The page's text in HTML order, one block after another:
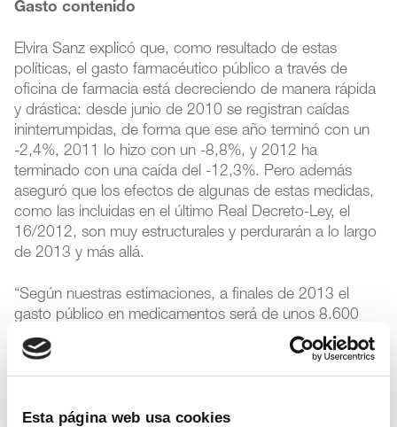
Esta página web usa cookies
Gasto contenido
Elvira Sanz explicó que, como resultado de estas
políticas, el gasto farmacéutico público a través de
oficina de farmacia está decreciendo de manera rápida
y drástica: desde junio de 2010 se registran caídas
ininterrumpidas, de forma que ese año terminó con un
-2,4%, 2011 lo hizo con un -8,8%, y 2012 ha
terminado con una caída del -12,3%. Pero además
aseguró que los efectos de algunas de estas medidas,
como las incluidas en el último Real Decreto-Ley, el
16/2012, son muy estructurales y perdurarán a lo largo
de 2013 y más allá.
“Según nuestras estimaciones, a finales de 2013 el
gasto público en medicamentos será de unos 8.600
millones de euros, un 33% inferior al de mayo de 2010
—momento de máximo gasto anualizado en España—.
En 2013 el gasto farmacéutico será similar o menor al
anual de 8.600 millones de euros representará un